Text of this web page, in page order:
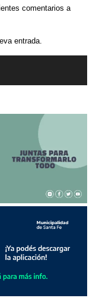
comentarios a
entrada.